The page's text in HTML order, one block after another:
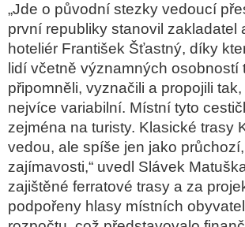
„Jde o původní stezky vedoucí
první republiky stanovil zakladatel
hoteliér František Šťastný, díky
lidí včetně významných
připomněli, vyznačili a propojili
nejvíce variabilní. Místní tyto
zejména na turisty. Klasické trasy
vedou, ale spíše jen jako
zajímavosti,“ uvedl Slávek
zajištěné ferratové trasy a za
podpořeny hlasy místních